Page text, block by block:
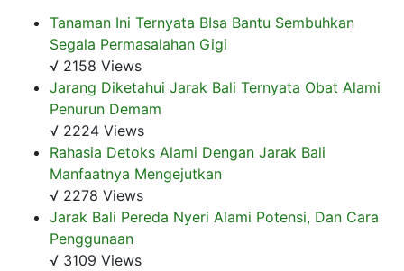
Tanaman Ini Ternyata BIsa Bantu Sembuhkan
Segala Permasalahan Gigi
√ 2158 Views
Jarang Diketahui Jarak Bali Ternyata Obat Alami
Penurun Demam
√ 2224 Views
Rahasia Detoks Alami Dengan Jarak Bali
Manfaatnya Mengejutkan
√ 2278 Views
Jarak Bali Pereda Nyeri Alami Potensi, Dan Cara
Penggunaan
√ 3109 Views